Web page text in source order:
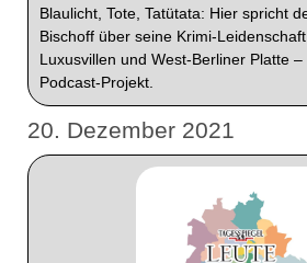
Blaulicht, Tote, Tatütata: Hier spricht
Bischoff über seine Krimi-
Luxusvillen und West-Berliner Platte
Podcast-Projekt.
20. Dezember 2021